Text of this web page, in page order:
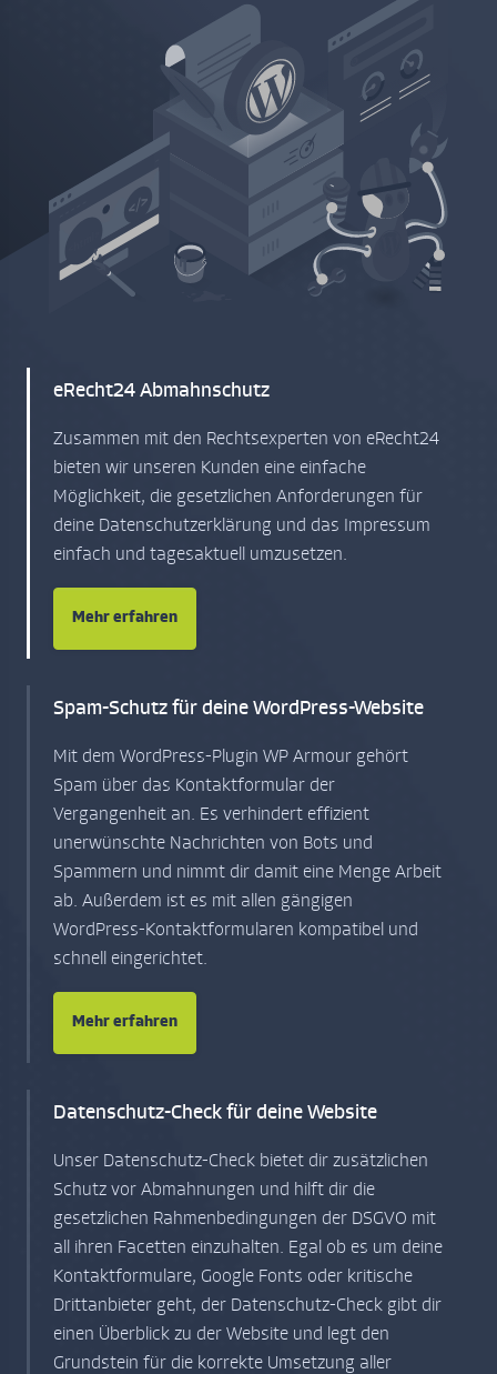
eRecht24 Abmahnschutz
Zusammen mit den Rechtsexperten von eRecht24
bieten wir unseren Kunden eine einfache
Möglichkeit, die gesetzlichen Anforderungen für
deine Datenschutzerklärung und das Impressum
einfach und tagesaktuell umzusetzen.
Mehr erfahren
Spam-Schutz für deine WordPress-Website
Mit dem WordPress-Plugin WP Armour gehört
Spam über das Kontaktformular der
Vergangenheit an. Es verhindert effizient
unerwünschte Nachrichten von Bots und
Spammern und nimmt dir damit eine Menge Arbeit
ab. Außerdem ist es mit allen gängigen
WordPress-Kontaktformularen kompatibel und
schnell eingerichtet.
Mehr erfahren
Datenschutz-Check für deine Website
Unser Datenschutz-Check bietet dir zusätzlichen
Schutz vor Abmahnungen und hilft dir die
gesetzlichen Rahmenbedingungen der DSGVO mit
all ihren Facetten einzuhalten. Egal ob es um deine
Kontaktformulare, Google Fonts oder kritische
Drittanbieter geht, der Datenschutz-Check gibt dir
einen Überblick zu der Website und legt den
Grundstein für die korrekte Umsetzung aller